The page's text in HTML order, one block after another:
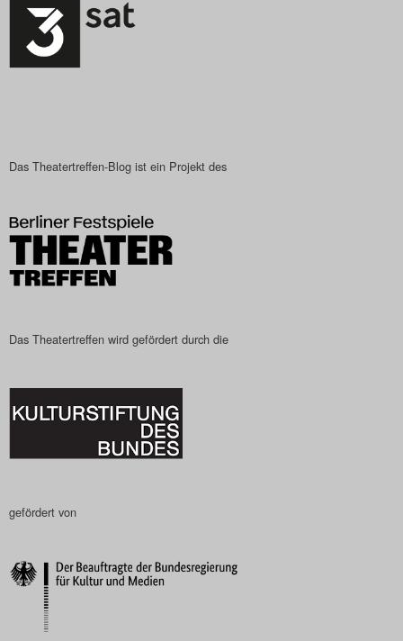
Das Theatertreffen-Blog ist ein Projekt des
Das Theatertreffen wird gefördert durch die
gefördert von